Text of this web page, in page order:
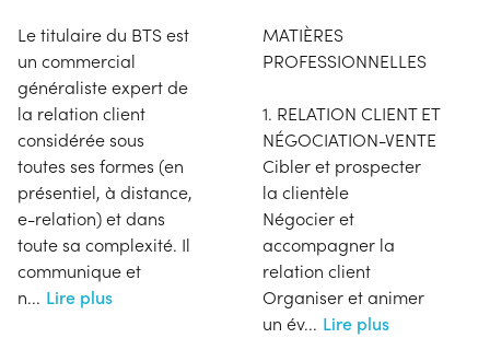
Le titulaire du BTS est
un commercial
généraliste expert de
la relation client
considérée sous
toutes ses formes (en
présentiel, à distance,
e-relation) et dans
toute sa complexité. Il
communique et
n... Lire plus
MATIÈRES
PROFESSIONNELLES
1. RELATION CLIENT ET
NÉGOCIATION-VENTE
Cibler et prospecter
la clientèle
Négocier et
accompagner la
relation client
Organiser et animer
un év... Lire plus